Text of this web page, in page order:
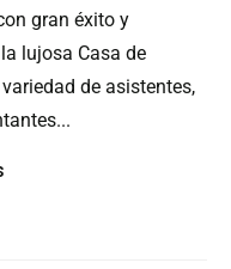
gran éxito y
lujosa Casa de
de asistentes,